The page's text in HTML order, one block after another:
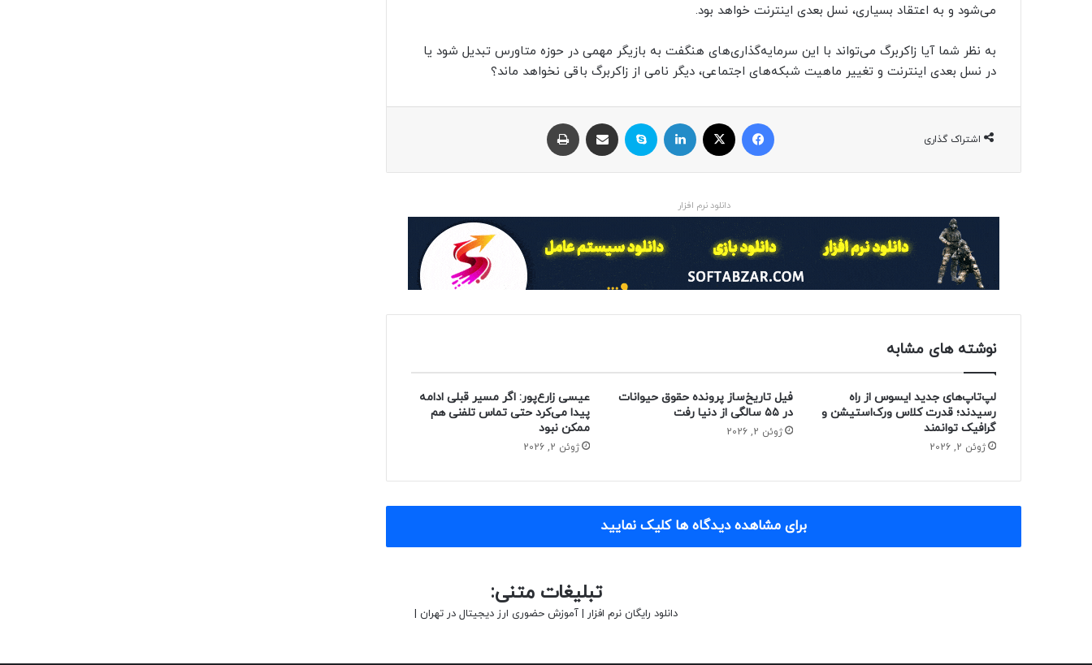
می‌شود و به اعتقاد بسیاری، نسل بعدی اینترنت خواهد بود.
به نظر شما آیا زاکربرگ می‌تواند با این سرمایه‌گذاری‌های هنگفت به بازیگر مهمی در حوزه متاورس تبدیل شود یا
در نسل بعدی اینترنت و تغییر ماهیت شبکه‌های اجتماعی، دیگر نامی از زاکربرگ باقی نخواهد ماند؟
اشتراک گذاری
ایکس
دانلود نرم افزار
نوشته های مشابه
لپ‌تاپ‌های جدید ایسوس از راه
رسیدند؛ قدرت کلاس ورک‌استیشن و
گرافیک توانمند
ژوئن 2, 2026
فیل تاریخ‌ساز پرونده حقوق حیوانات
در ۵۵ سالگی از دنیا رفت
ژوئن 2, 2026
عیسی زارع‌پور: اگر مسیر قبلی ادامه
پیدا می‌کرد حتی تماس تلفنی هم
ممکن نبود
ژوئن 2, 2026
برای مشاهده دیدگاه ها کلیک نمایید
تبلیغات متنی:
دانلود رایگان نرم افزار | آموزش حضوری ارز دیجیتال در تهران |